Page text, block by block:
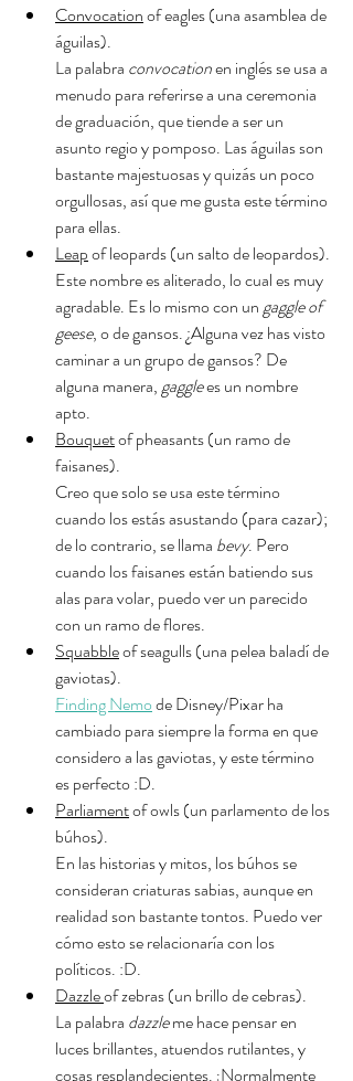
Convocation of eagles (una asamblea de
águilas).
La palabra convocation en inglés se usa a
menudo para referirse a una ceremonia
de graduación, que tiende a ser un
asunto regio y pomposo. Las águilas son
bastante majestuosas y quizás un poco
orgullosas, así que me gusta este término
para ellas.
Leap of leopards (un salto de leopardos).
Este nombre es aliterado, lo cual es muy
agradable. Es lo mismo con un gaggle of
geese, o de gansos. ¿Alguna vez has visto
caminar a un grupo de gansos? De
alguna manera, gaggle es un nombre
apto.
Bouquet of pheasants (un ramo de
faisanes).
Creo que solo se usa este término
cuando los estás asustando (para cazar);
de lo contrario, se llama bevy. Pero
cuando los faisanes están batiendo sus
alas para volar, puedo ver un parecido
con un ramo de flores.
Squabble of seagulls (una pelea baladí de
gaviotas).
Finding Nemo de Disney/Pixar ha
cambiado para siempre la forma en que
considero a las gaviotas, y este término
es perfecto :D.
Parliament of owls (un parlamento de los
búhos).
En las historias y mitos, los búhos se
consideran criaturas sabias, aunque en
realidad son bastante tontos. Puedo ver
cómo esto se relacionaría con los
políticos. :D.
Dazzle of zebras (un brillo de cebras).
La palabra dazzle me hace pensar en
luces brillantes, atuendos rutilantes, y
cosas resplandecientes. ¡Normalmente